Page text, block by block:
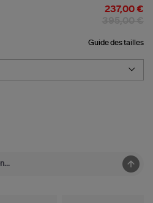
237,00 €
Guide des tailles